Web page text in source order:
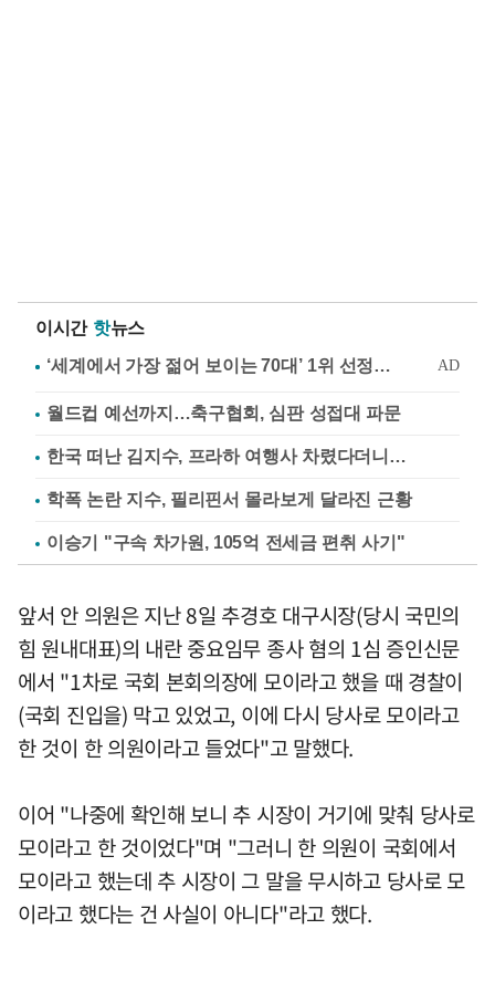
이시간 핫뉴스
월드컵 예선까지…축구협회, 심판 성접대 파문
한국 떠난 김지수, 프라하 여행사 차렸다더니…
학폭 논란 지수, 필리핀서 몰라보게 달라진 근황
이승기 "구속 차가원, 105억 전세금 편취 사기"
앞서 안 의원은 지난 8일 추경호 대구시장(당시 국민의
힘 원내대표)의 내란 중요임무 종사 혐의 1심 증인신문
에서 "1차로 국회 본회의장에 모이라고 했을 때 경찰이
(국회 진입을) 막고 있었고, 이에 다시 당사로 모이라고
한 것이 한 의원이라고 들었다"고 말했다.
이어 "나중에 확인해 보니 추 시장이 거기에 맞춰 당사로
모이라고 한 것이었다"며 "그러니 한 의원이 국회에서
모이라고 했는데 추 시장이 그 말을 무시하고 당사로 모
이라고 했다는 건 사실이 아니다"라고 했다.